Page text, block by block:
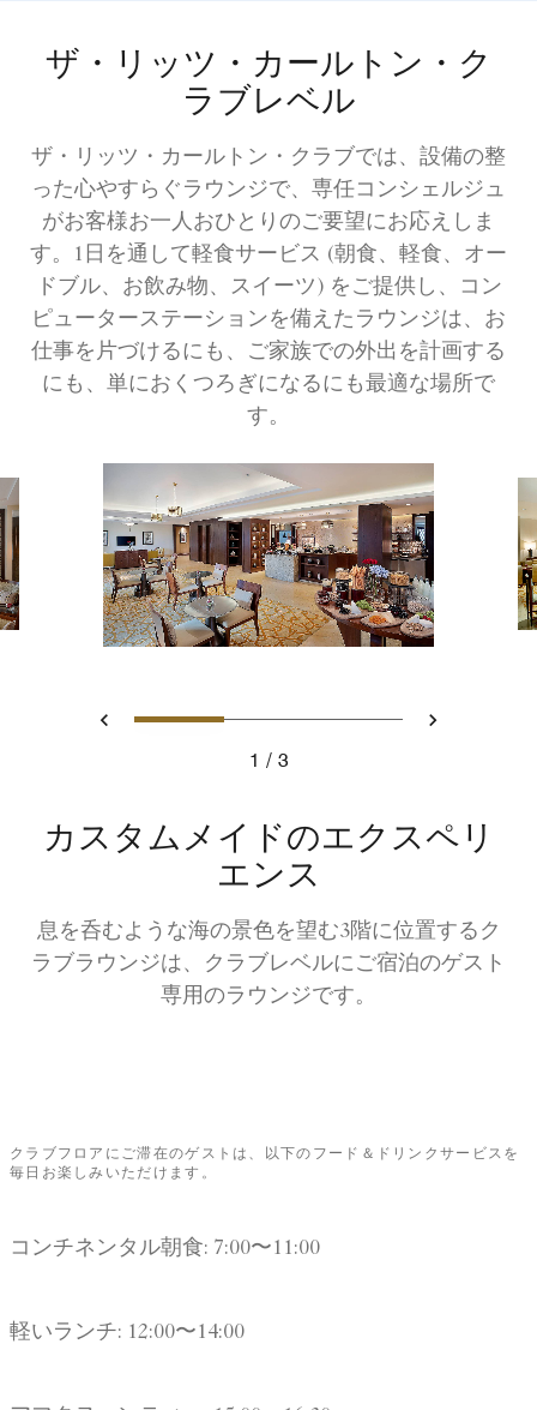
ザ・リッツ・カールトン・ク
ラブレベル
ザ・リッツ・カールトン・クラブでは、設備の整
った心やすらぐラウンジで、専任コンシェルジュ
がお客様お一人おひとりのご要望にお応えしま
す。1日を通して軽食サービス (朝食、軽食、オー
ドブル、お飲み物、スイーツ) をご提供し、コン
ピューターステーションを備えたラウンジは、お
仕事を片づけるにも、ご家族での外出を計画する
にも、単におくつろぎになるにも最適な場所で
す。
戻るスライド 1 - Club Lounge
スライド 2 - Club
スライド 3 -
次へ
1
3
カスタムメイドのエクスペリ
エンス
息を呑むような海の景色を望む3階に位置するク
ラブラウンジは、クラブレベルにご宿泊のゲスト
専用のラウンジです。
クラブフロアにご滞在のゲストは、以下のフード＆ドリンクサービスを
毎日お楽しみいただけます。
コンチネンタル朝食: 7:00〜11:00
軽いランチ: 12:00〜14:00